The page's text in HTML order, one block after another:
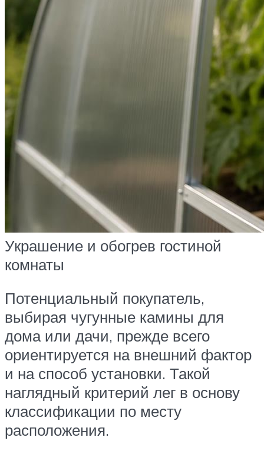
Украшение и обогрев гостиной
комнаты
Потенциальный покупатель,
выбирая чугунные камины для
дома или дачи, прежде всего
ориентируется на внешний фактор
и на способ установки. Такой
наглядный критерий лег в основу
классификации по месту
расположения.